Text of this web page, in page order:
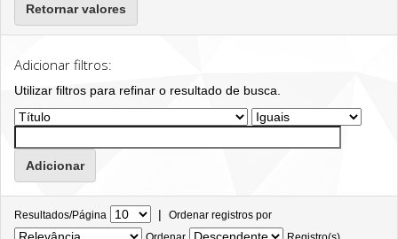
Retornar valores
Adicionar filtros:
Utilizar filtros para refinar o resultado de busca.
Resultados/Página | Ordenar registros por